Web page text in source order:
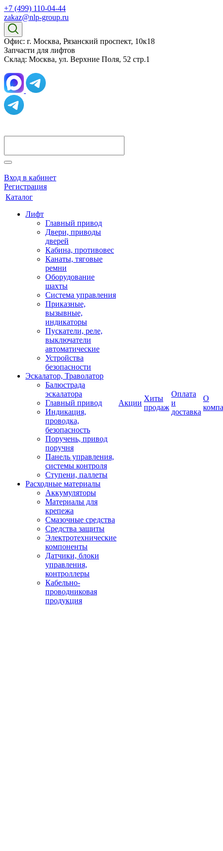
+7 (499) 110-04-44
zakaz@nlp-group.ru
Офис: г. Москва, Рязанский проспект, 10к18
Запчасти для лифтов
Склад: Москва, ул. Верхние Поля, 52 стр.1
Вход в кабинет
Регистрация
Каталог
Лифт
Главный привод
Двери, приводы
дверей
Кабина, противовес
Канаты, тяговые
ремни
Оборудование
шахты
Система управления
Приказные,
вызывные,
индикаторы
Пускатели, реле,
выключатели
автоматические
Устройства
безопасности
Эскалатор, Траволатор
Балюстрада
эскалатора
Главный привод
Индикация,
проводка,
безопасность
Поручень, привод
поручня
Панель управления,
системы контроля
Ступени, паллеты
Расходные материалы
Аккумуляторы
Материалы для
крепежа
Смазочные средства
Средства защиты
Электротехнические
компоненты
Датчики, блоки
управления,
контроллеры
Кабельно-
проводниковая
продукция
Акции
Хиты
продаж
Оплата
и
доставка
О